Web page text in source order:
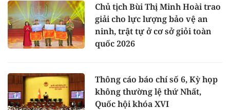
Chủ tịch Bùi Thị Minh Hoài trao
giải cho lực lượng bảo vệ an
ninh, trật tự ở cơ sở giỏi toàn
quốc 2026
Thông cáo báo chí số 6, Kỳ họp
không thường lệ thứ Nhất,
Quốc hội khóa XVI